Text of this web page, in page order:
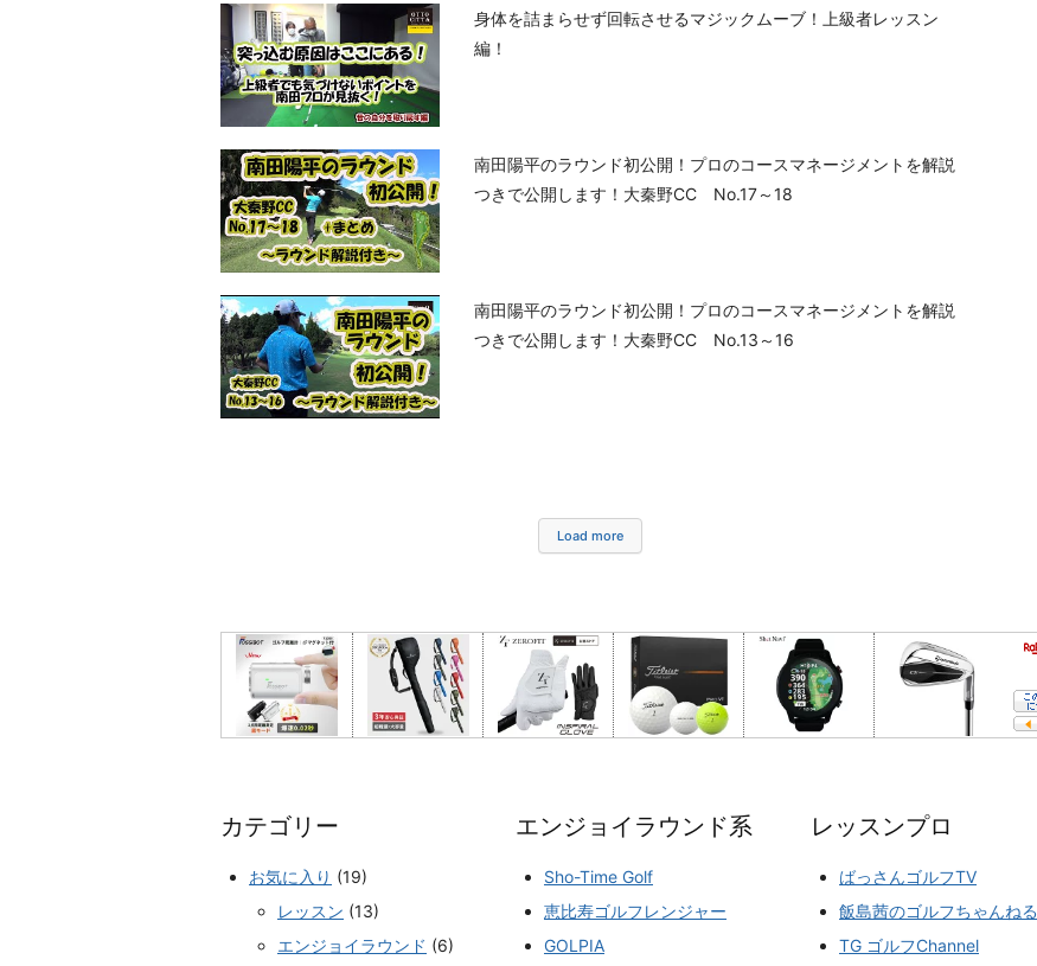
身体を詰まらせず回転させるマジックムーブ！上級者レッスン
編！
南田陽平のラウンド初公開！プロのコースマネージメントを解説
つきで公開します！大秦野CC No.17～18
南田陽平のラウンド初公開！プロのコースマネージメントを解説
つきで公開します！大秦野CC No.13～16
Load more
カテゴリー
お気に入り (19)
レッスン (13)
エンジョイラウンド (6)
エンジョイラウンド系
Sho-Time Golf
恵比寿ゴルフレンジャー
GOLPIA
レッスンプロ
ばっさんゴルフTV
飯島茜のゴルフちゃんねる
TG ゴルフChannel